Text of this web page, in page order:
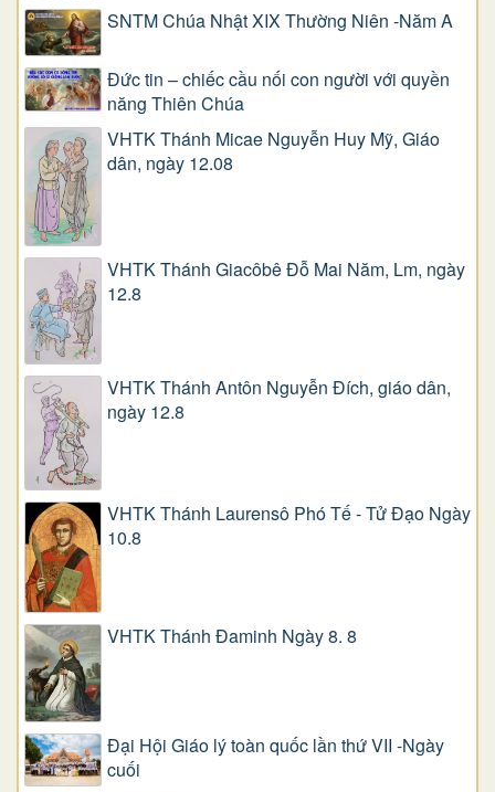
SNTM Chúa Nhật XIX Thường Niên -Năm A
Đức tin – chiếc cầu nối con người với quyền
năng Thiên Chúa
VHTK Thánh Micae Nguyễn Huy Mỹ, Giáo
dân, ngày 12.08
VHTK Thánh Giacôbê Ðỗ Mai Năm, Lm, ngày
12.8
VHTK Thánh Antôn Nguyễn Ðích, giáo dân,
ngày 12.8
VHTK Thánh Laurensô Phó Tế - Tử Đạo Ngày
10.8
VHTK Thánh Đaminh Ngày 8. 8
Đại Hội Giáo lý toàn quốc lần thứ VII -Ngày
cuối